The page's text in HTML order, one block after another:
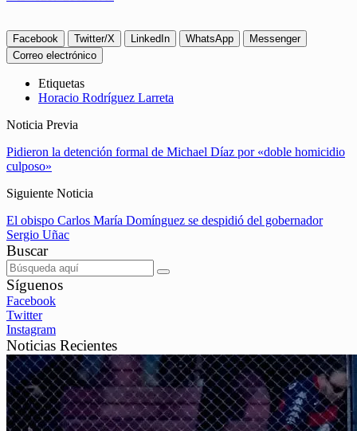
Facebook Twitter/X LinkedIn WhatsApp
Messenger
Correo electrónico
Etiquetas
Horacio Rodríguez Larreta
Noticia Previa
Pidieron la detención formal de Michael Díaz por «doble homicidio
culposo»
Siguiente Noticia
El obispo Carlos María Domínguez se despidió del gobernador
Sergio Uñac
Buscar
Síguenos
Facebook
Twitter
Instagram
Noticias Recientes